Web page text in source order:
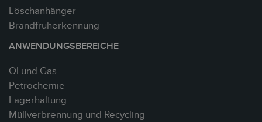
Löschanhänger
Brandfrüherkennung
ANWENDUNGSBEREICHE
Öl und Gas
Petrochemie
Lagerhaltung
Müllverbrennung und Recycling